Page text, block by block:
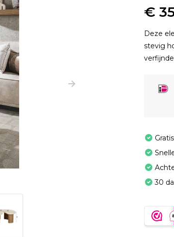
€
Deze
stevig
30